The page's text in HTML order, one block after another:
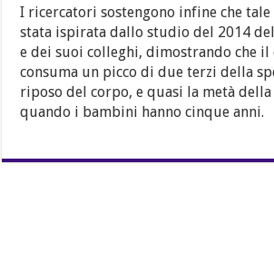
I ricercatori sostengono infine che
stata ispirata dallo studio del 2014
e dei suoi colleghi, dimostrando che il
consuma un picco di due terzi della
riposo del corpo, e quasi la metà della
quando i bambini hanno cinque anni.